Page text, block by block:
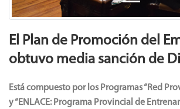
El Plan de Promoción del
obtuvo media sanción de
Está compuesto por los Programas “Red
y “ENLACE: Programa Provincial de